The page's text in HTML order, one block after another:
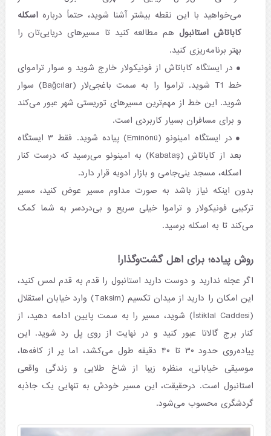
می‌خواهید با این نقطه بیشتر آشنا شوید، حتماً دربارهاسکله
کاباتاش استانبولهم مطالعه کنید تا مسیرهای دریایی‌تان را
بهتر برنامه‌ریزی کنید.
در ایستگاه کاباتاش از فونیکولار خارج شوید و سوار تراموای
خط T1 شوید. تراموا را به سمت باغجی‌لار (Bağcılar) سوار
شوید. این خط از مهم‌ترین مسیرهای توریستی شهر عبور می‌کند
و برای مسافران بسیار کاربردی است.
در ایستگاه امینونو (Eminönü) پیاده شوید. فقط ۳ ایستگاه
بعد از کاباتاش (Kabataş) به امینونو می‌رسید که درست کنار
اسکله، مسجد ینی‌جامی و بازار ادویه قرار دارد.
بدون اینکه نیاز باشد به صورت مداوم مسیر عوض کنید، مسیر
ترکیبی فونیکولار و تراموا خیلی سریع و بی‌دردسر به شما کمک
می‌کند تا به اسکله برسید.
روش پیاده؛ برای اهل گشت‌وگذار!
اگر عجله ندارید و دوست دارید استانبول را قدم به قدم لمس کنید،
این امکان را دارید از میدان تکسیم (Taksim) وارد خیابان استقلال
(İstiklal Caddesi) شوید، مسیر را به سمت پایین ادامه دهید، از
کنار برج گالاتا عبور کنید و در نهایت از روی پل رد شوید. این
پیاده‌روی حدود ۳۰ تا ۴۰ دقیقه طول می‌کشد، اما پر از کافه‌ها،
موسیقی خیابانی، منظره زیبا از شاخ طلایی و زندگی واقعی
استانبول است. درحقیقت، این مسیر خودش به تنهایی یک جاذبه
گردشگری محسوب می‌شود.